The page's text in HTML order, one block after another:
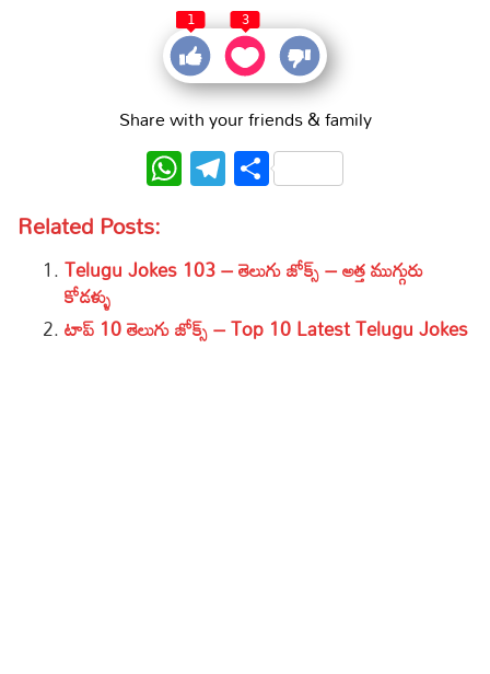
1 3
Share with your friends & family
WhatsApp
Telegram
Share
Related Posts:
Telugu Jokes 103 – తెలుగు జోక్స్ – అత్త ముగ్గురు
కోడళ్ళు
టాప్ 10 తెలుగు జోక్స్ – Top 10 Latest Telugu Jokes